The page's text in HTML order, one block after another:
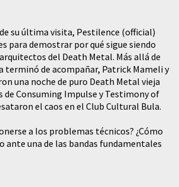
su última visita, Pestilence (official)
para demostrar por qué sigue siendo
del Death Metal. Más allá de
terminó de acompañar, Patrick Mameli y
una noche de puro Death Metal vieja
de Consuming Impulse y Testimony of
el caos en el Club Cultural Bula.
a los problemas técnicos? ¿Cómo
ante una de las bandas fundamentales